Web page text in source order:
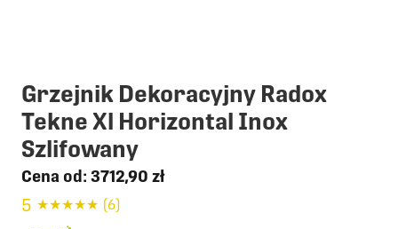
Grzejnik Dekoracyjny Radox
Tekne Xl Horizontal Inox
Szlifowany
Cena od: 3712,90 zł
5 ★★★★★ (6)